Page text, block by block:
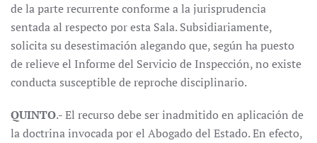
de la parte recurrente conforme a la jurisprudencia
sentada al respecto por esta Sala. Subsidiariamente,
solicita su desestimación alegando que, según ha puesto
de relieve el Informe del Servicio de Inspección, no existe
conducta susceptible de reproche disciplinario.
QUINTO.- El recurso debe ser inadmitido en aplicación de
la doctrina invocada por el Abogado del Estado. En efecto,